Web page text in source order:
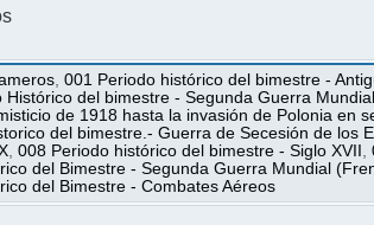
,001 Periodo histórico del bimestre -
Histórico del bimestre - Segunda Guerra
de 1918 hasta la invasión de Polonia en
del bimestre.- Guerra de Secesión de los
,008 Periodo histórico del bimestre - Siglo XVII ,
del Bimestre - Segunda Guerra Mundial
del Bimestre - Combates Aéreos